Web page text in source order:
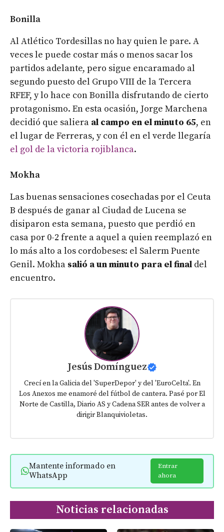
Bonilla
Al Atlético Tordesillas no hay quien le pare. A
veces le puede costar más o menos sacar los
partidos adelante, pero sigue encaramado al
segundo puesto del Grupo VIII de la Tercera
RFEF, y lo hace con Bonilla disfrutando de cierto
protagonismo. En esta ocasión, Jorge Marchena
decidió que saliera al campo en el minuto 65, en
el lugar de Ferreras, y con él en el verde llegaría
el gol de la victoria rojiblanca.
Mokha
Las buenas sensaciones cosechadas por el Ceuta
B después de ganar al Ciudad de Lucena se
disiparon esta semana, puesto que perdió en
casa por 0-2 frente a aquel a quien reemplazó en
lo más alto a los cordobeses: el Salerm Puente
Genil. Mokha salió a un minuto para el final del
encuentro.
Jesús Domínguez
Crecí en la Galicia del 'SuperDepor' y del 'EuroCelta'. En
Los Anexos me enamoré del fútbol de cantera. Pasé por El
Norte de Castilla, Diario AS y Cadena SER antes de volver a
dirigir Blanquivioletas.
Mantente informado en
WhatsApp
Entrar
ahora
Noticias relacionadas